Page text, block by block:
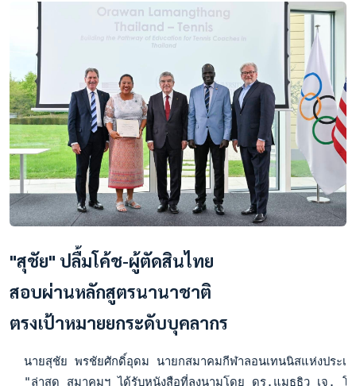
"สุชัย" ปลื้มโค้ช-ผู้ตัดสินไทย
สอบผ่านหลักสูตรนานาชาติ
ตรงเป้าหมายยกระดับบุคลากร
นายสุชัย พรชัยศักดิ์อุดม นายกสมาคมกีฬาลอนเทนนิสแห่งประเ
​"ล่าสุด สมาคมฯ ได้รับหนังสือที่ลงนามโดย ดร.แมธธิว เจ. โ